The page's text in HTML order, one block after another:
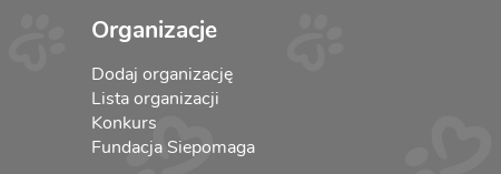
Organizacje
Dodaj organizację
Lista organizacji
Konkurs
Fundacja Siepomaga